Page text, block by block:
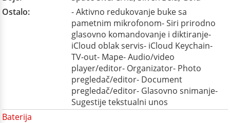
Ostalo:
- Aktivno redukovanje buke sa
pametnim mikrofonom- Siri prirodno
glasovno komandovanje i diktiranje-
iCloud oblak servis- iCloud Keychain-
TV-out- Mape- Audio/video
player/editor- Organizator- Photo
pregledač/editor- Document
pregledač/editor- Glasovno snimanje-
Sugestije tekstualni unos
Baterija